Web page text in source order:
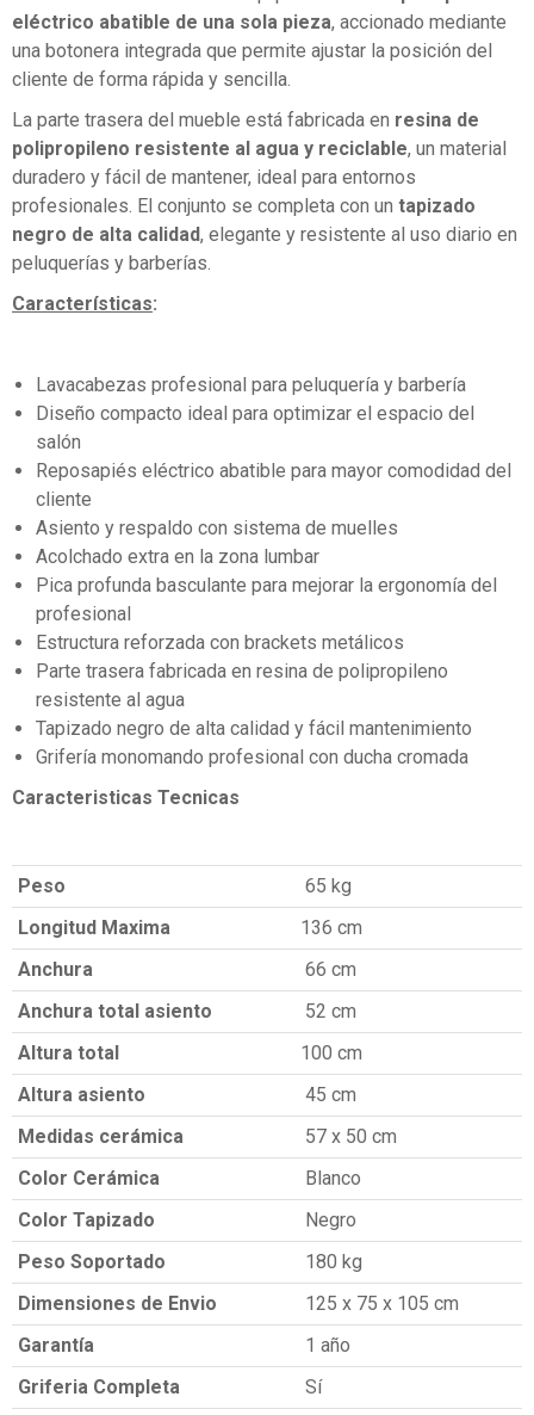
eléctrico abatible de una sola pieza, accionado mediante
una botonera integrada que permite ajustar la posición del
cliente de forma rápida y sencilla.
La parte trasera del mueble está fabricada en resina de
polipropileno resistente al agua y reciclable, un material
duradero y fácil de mantener, ideal para entornos
profesionales. El conjunto se completa con un tapizado
negro de alta calidad, elegante y resistente al uso diario en
peluquerías y barberías.
Características:
Lavacabezas profesional para peluquería y barbería
Diseño compacto ideal para optimizar el espacio del
salón
Reposapiés eléctrico abatible para mayor comodidad del
cliente
Asiento y respaldo con sistema de muelles
Acolchado extra en la zona lumbar
Pica profunda basculante para mejorar la ergonomía del
profesional
Estructura reforzada con brackets metálicos
Parte trasera fabricada en resina de polipropileno
resistente al agua
Tapizado negro de alta calidad y fácil mantenimiento
Grifería monomando profesional con ducha cromada
Caracteristicas Tecnicas
Peso
65 kg
Longitud Maxima
136 cm
Anchura
66 cm
Anchura total asiento
52 cm
Altura total
100 cm
Altura asiento
45 cm
Medidas cerámica
57 x 50 cm
Color Cerámica
Blanco
Color Tapizado
Negro
Peso Soportado
180 kg
Dimensiones de Envio
125 x 75 x 105 cm
Garantía
1 año
Griferia Completa
Sí